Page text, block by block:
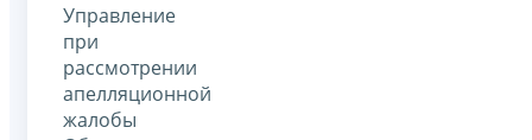
Управление
при
рассмотрении
апелляционной
жалобы